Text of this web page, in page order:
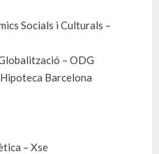
Socials i Culturals –
– ODG
Barcelona
– Xse